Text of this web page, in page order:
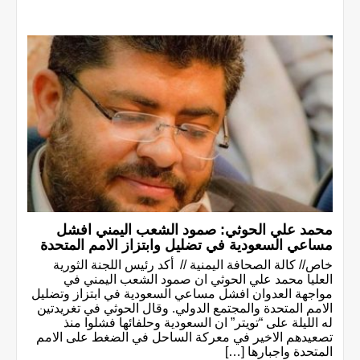
محمد علي الحوثي: صمود الشعب اليمني افشل
مساعي السعودية في تضليل وابتزاز الامم المتحدة
خاص// كالة الصحافة اليمنية // ‏ أكد رئيس اللجنة الثورية
العليا محمد علي الحوثي ان صمود الشعب اليمني في
مواجهة العدوان افشل مساعي السعودية في ابتزاز وتضليل
الامم المتحدة والمجتمع الدولي. وقال الحوثي في تغريدتين
له الليلة على “تويتر” ان السعودية وحلفائها فشلوا منذ
تصعيدهم الاخير في معركة الساحل في الضغط على الامم
المتحدة واجبارها […]